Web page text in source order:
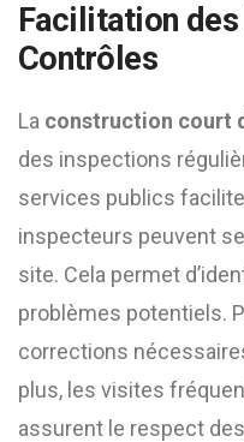
Facilitation
Contrôles
La construction court
des inspections
services publics
inspecteurs peuvent
site. Cela permet
problèmes potentiels.
corrections
plus, les visites
assurent le respect